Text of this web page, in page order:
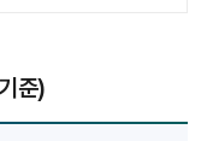
준)